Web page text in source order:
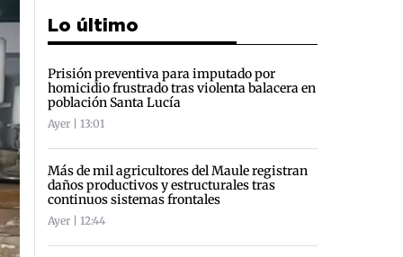
Lo último
Prisión preventiva para imputado por
homicidio frustrado tras violenta balacera en
población Santa Lucía
Ayer | 13:01
Más de mil agricultores del Maule registran
daños productivos y estructurales tras
continuos sistemas frontales
Ayer | 12:44